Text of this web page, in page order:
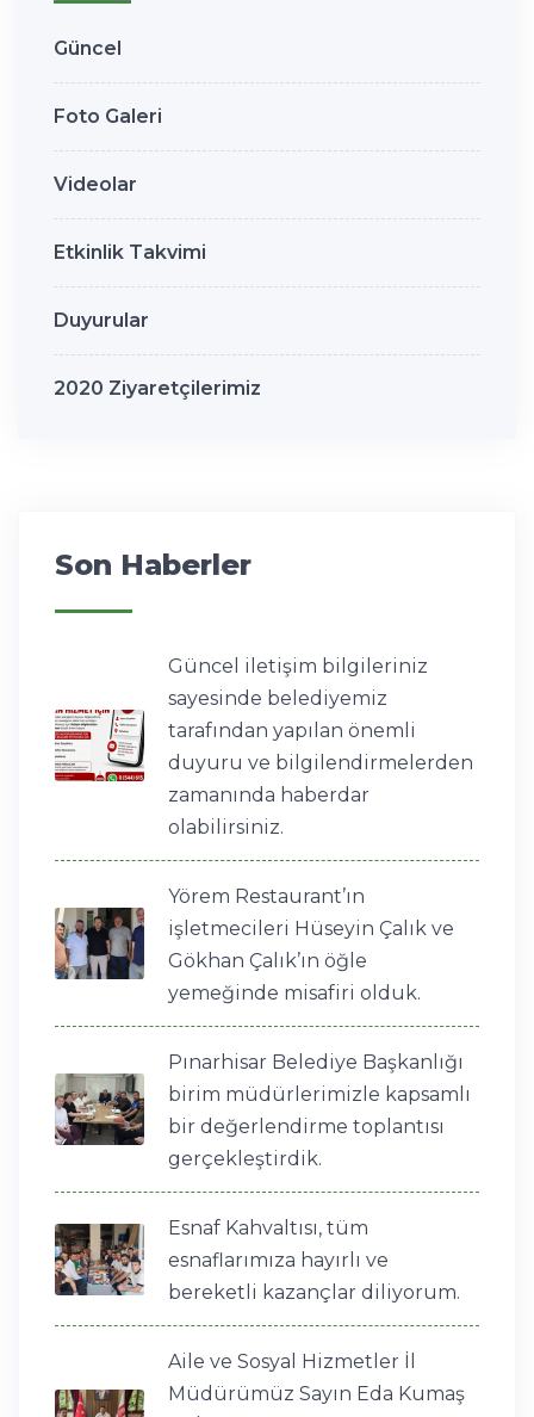
Güncel
Foto Galeri
Videolar
Etkinlik Takvimi
Duyurular
2020 Ziyaretçilerimiz
Son Haberler
Güncel iletişim bilgileriniz
sayesinde belediyemiz
tarafından yapılan önemli
duyuru ve bilgilendirmelerden
zamanında haberdar
olabilirsiniz.
Yörem Restaurant’ın
işletmecileri Hüseyin Çalık ve
Gökhan Çalık’ın öğle
yemeğinde misafiri olduk.
Pınarhisar Belediye Başkanlığı
birim müdürlerimizle kapsamlı
bir değerlendirme toplantısı
gerçekleştirdik.
Esnaf Kahvaltısı, tüm
esnaflarımıza hayırlı ve
bereketli kazançlar diliyorum.
Aile ve Sosyal Hizmetler İl
Müdürümüz Sayın Eda Kumaş